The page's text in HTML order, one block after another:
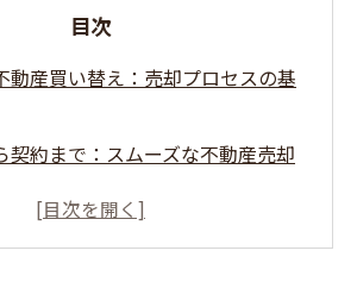
目次
動産買い替え：売却プロセスの基
契約まで：スムーズな不動産売却
の秘訣：不動産売却時に注意すべ